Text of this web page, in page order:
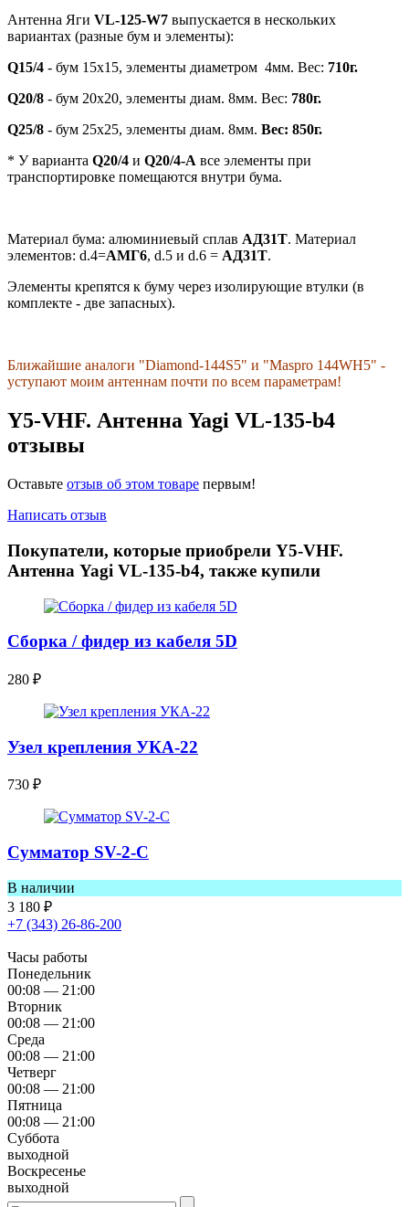
Антенна Яги VL-125-W7 выпускается в нескольких
вариантах (разные бум и элементы):
Q15/4 - бум 15х15, элементы диаметром 4мм. Вес: 710г.
Q20/8 - бум 20х20, элементы диам. 8мм. Вес: 780г.
Q25/8 - бум 25х25, элементы диам. 8мм. Вес: 850г.
* У варианта Q20/4 и Q20/4-A все элементы при
транспортировке помещаются внутри бума.
Материал бума: алюминиевый сплав АД31Т. Материал
элементов: d.4=АМГ6, d.5 и d.6 = АД31Т.
Элементы крепятся к буму через изолирующие втулки (в
комплекте - две запасных).
Ближайшие аналоги "Diamond-144S5" и "Maspro 144WH5" -
уступают моим антеннам почти по всем параметрам!
Y5-VHF. Антенна Yagi VL-135-b4
отзывы
Оставьте отзыв об этом товаре первым!
Написать отзыв
Покупатели, которые приобрели Y5-VHF.
Антенна Yagi VL-135-b4, также купили
Сборка / фидер из кабеля 5D
280 ₽
Узел крепления УКА-22
730 ₽
Сумматор SV-2-C
В наличии
3 180 ₽
+7 (343) 26-86-200
Часы работы
Понедельник
00:08 — 21:00
Вторник
00:08 — 21:00
Среда
00:08 — 21:00
Четверг
00:08 — 21:00
Пятница
00:08 — 21:00
Суббота
выходной
Воскресенье
выходной